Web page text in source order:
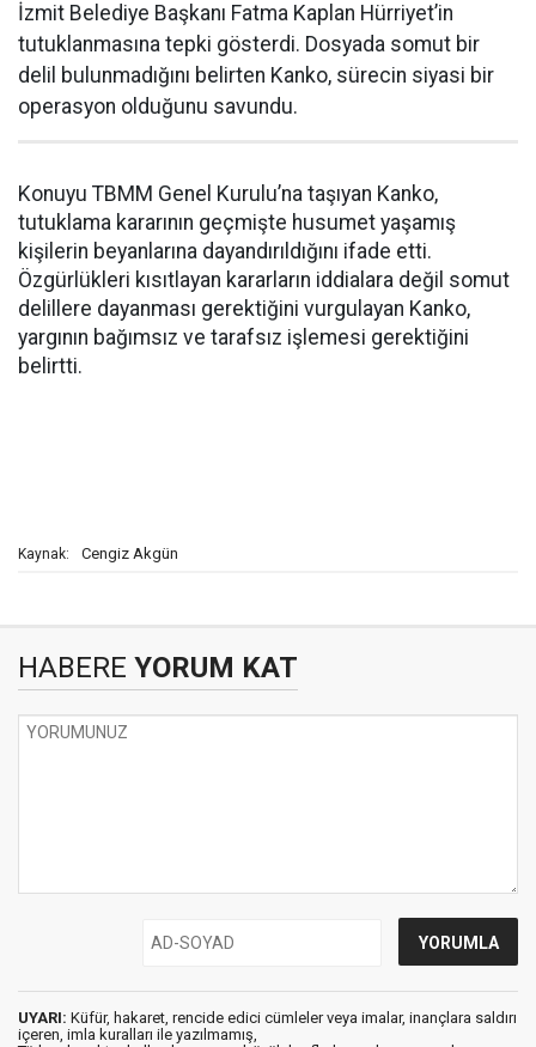
İzmit Belediye Başkanı Fatma Kaplan Hürriyet’in
tutuklanmasına tepki gösterdi. Dosyada somut bir
delil bulunmadığını belirten Kanko, sürecin siyasi bir
operasyon olduğunu savundu.
Konuyu TBMM Genel Kurulu’na taşıyan Kanko,
tutuklama kararının geçmişte husumet yaşamış
kişilerin beyanlarına dayandırıldığını ifade etti.
Özgürlükleri kısıtlayan kararların iddialara değil somut
delillere dayanması gerektiğini vurgulayan Kanko,
yargının bağımsız ve tarafsız işlemesi gerektiğini
belirtti.
Kaynak: Cengiz Akgün
HABERE YORUM KAT
UYARI: Küfür, hakaret, rencide edici cümleler veya imalar, inançlara saldırı
içeren, imla kuralları ile yazılmamış,